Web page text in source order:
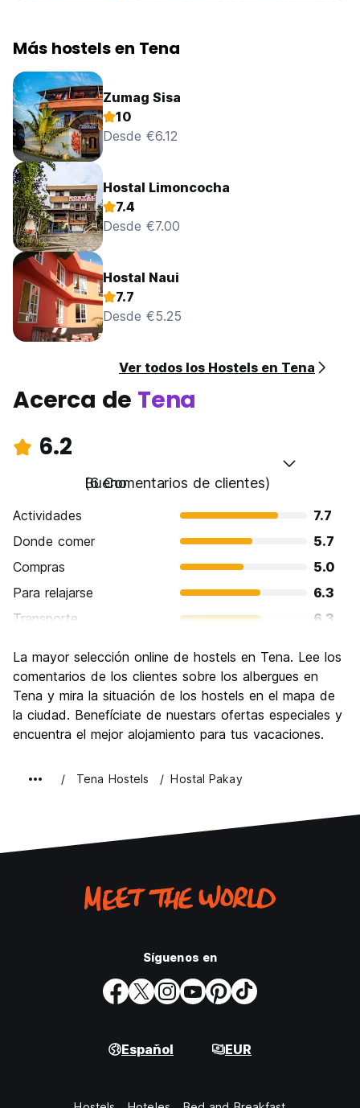
Más hostels en Tena
Zumag Sisa
10
Desde €6.12
Hostal Limoncocha
7.4
Desde €7.00
Hostal Naui
7.7
Desde €5.25
Ver todos los Hostels en Tena
Acerca de Tena
6.2
Bueno
(6 Comentarios de clientes)
Actividades
7.7
Donde comer
5.7
Compras
5.0
Para relajarse
6.3
Transporte
6.3
Cultura
6.3
Fiesta
5.7
Calidad Precio
6.7
La mayor selección online de hostels en Tena. Lee los
comentarios de los clientes sobre los albergues en
Tena y mira la situación de los hostels en el mapa de
la ciudad. Benefíciate de nuestars ofertas especiales y
encuentra el mejor alojamiento para tus vacaciones.
Tena Hostels Hostal Pakay
Síguenos en
Español EUR